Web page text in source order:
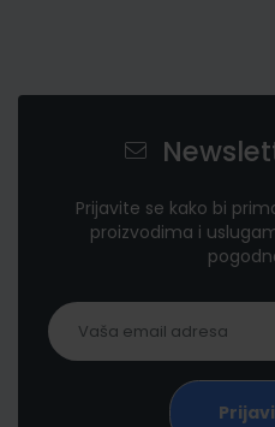
Prijavite se kako bi
proizvodima i